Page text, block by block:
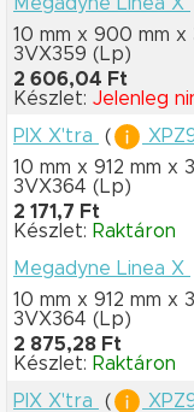
10 mm x 900 mm x
3VX359 (Lp)
2 606,04 Ft
Készlet: Jelenleg
PIX X'tra
(
10 mm x 912 mm x
3VX364 (Lp)
2 171,7 Ft
Készlet: Raktáron
Megadyne Linea X
10 mm x 912 mm x
3VX364 (Lp)
2 875,28 Ft
Készlet: Raktáron
PIX X'tra
(